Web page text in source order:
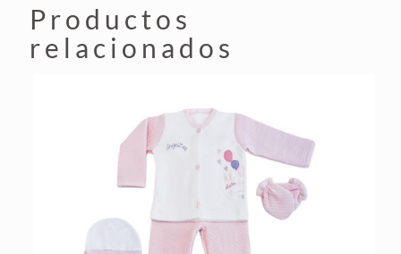
Productos
relacionados